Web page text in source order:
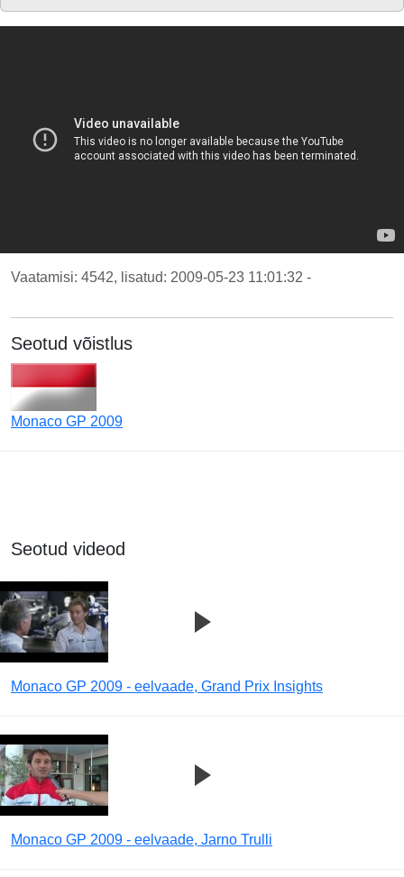
Vaatamisi: 4542, lisatud: 2009-05-23 11:01:32 -
Seotud võistlus
Monaco GP 2009
Seotud videod
Monaco GP 2009 - eelvaade, Grand Prix Insights
Monaco GP 2009 - eelvaade, Jarno Trulli